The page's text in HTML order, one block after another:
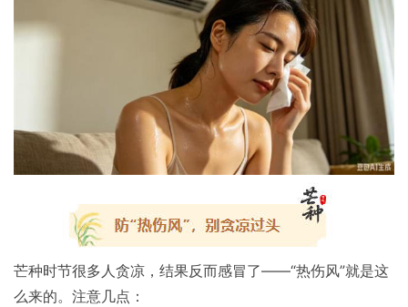
芒种时节很多人贪凉，结果反而感冒了——“热伤风”就是这
么来的。注意几点：